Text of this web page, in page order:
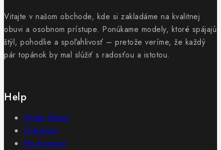
Vitajte v našom obchode, kde si zakladáme na kvalitnej
obuvi a osobnom prístupe. Ponúkame modely, ktoré spájajú
štýl, pohodlie a spoľahlivosť – pretože veríme, že každý
pár topánok by mal slúžiť s radosťou a istotou.
Help
Order Status
Checkout
My Account